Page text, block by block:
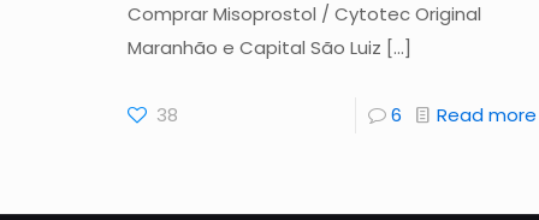
Comprar Misoprostol / Cytotec Original
Maranhão e Capital São Luiz […]
38 6 Read more